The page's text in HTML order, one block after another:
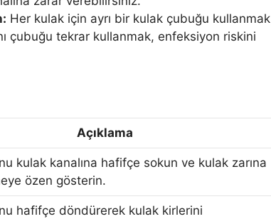
Her kulak için ayrı bir kulak çubuğu kullanmak
çubuğu tekrar kullanmak, enfeksiyon riskini
Açıklama
kulak kanalına hafifçe sokun ve kulak zarına
özen gösterin.
hafifçe döndürerek kulak kirlerini